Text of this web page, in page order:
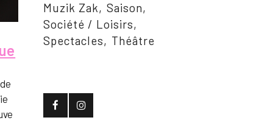
Muzik Zak
Saison
Société / Loisirs
Spectacles
Théâtre